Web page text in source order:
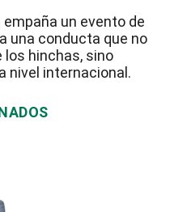
un evento de
una conducta que no
los hinchas, sino
nivel internacional.